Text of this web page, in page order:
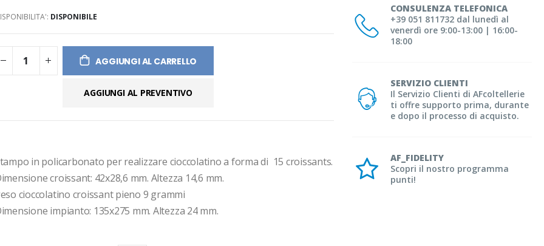
CONSULENZA TELEFONICA
+39 051 811732 dal lunedì al
venerdì ore 9:00-13:00 | 16:00-
18:00
SERVIZIO CLIENTI
Il Servizio Clienti di AFcoltellerie
ti offre supporto prima, durante
e dopo il processo di acquisto.
AF_FIDELITY
Scopri il nostro programma
punti!
DISPONIBILE
AGGIUNGI AL CARRELLO
AGGIUNGI AL PREVENTIVO
in policarbonato per realizzare cioccolatino a forma di  15 croissants.
croissant: 42x28,6 mm. Altezza 14,6 mm.
cioccolatino croissant pieno 9 grammi
impianto: 135x275 mm. Altezza 24 mm.